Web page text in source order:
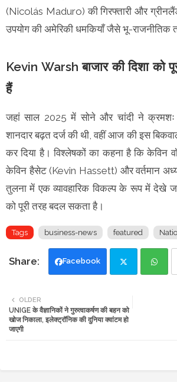
(Nicolás Maduro) की गिरफ्तारी और
उपयोग की अमेरिकी धमकियाँ जैसे भू-राजनीतिक
Kevin Warsh बाजार की दिशा को
हैं
जहां साल 2025 में सोने और चांदी ने
शानदार बढ़त दर्ज की थी, वहीं आज की इस
कर दिया है। विश्लेषकों का कहना है कि केविन
केविन हैसेट (Kevin Hassett) और वर्तमान
तुलना में एक व्यावहारिक विकल्प के रूप में देखे
को पूरी तरह बदल सकता है।
Tags business-news featured
Facebook
tte
OLDER
UNIGE के वैज्ञानिकों ने गुरुत्वाकर्षण की बहन को
खोज निकाला, इलेक्ट्रॉनिक की दुनिया क्वांटम हो
जाएगी